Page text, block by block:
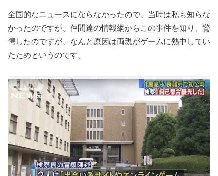
全国的なニュースにならなかったので、当時は私も知らな
かったのですが、仲間達の情報網からこの事件を知り、驚
愕したのですが、なんと原因は両親がゲームに熱中してい
たためというのです。